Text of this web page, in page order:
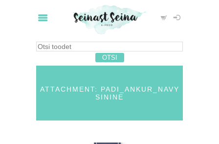
ATTACHMENT: PADI_ANKUR_NAVY
SININE